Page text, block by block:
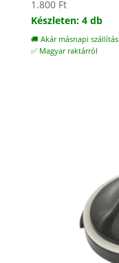
1.800 Ft
Készleten: 4 db
🚚 Akár másnapi szállítás
✅ Magyar raktárról